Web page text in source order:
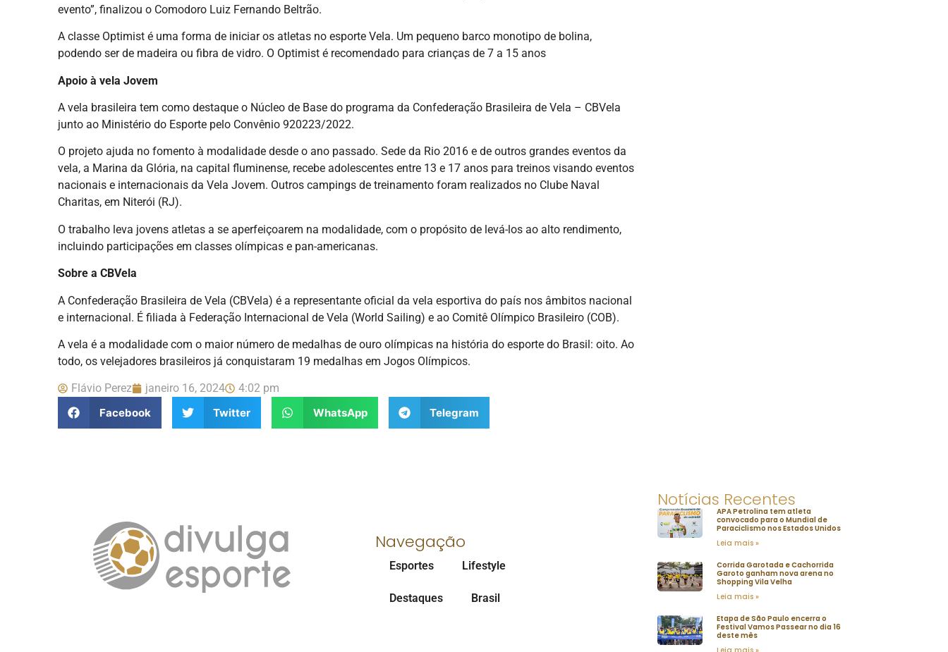
evento”, finalizou o Comodoro Luiz Fernando Beltrão.
A classe Optimist é uma forma de iniciar os atletas no esporte Vela. Um pequeno barco monotipo de bolina,
podendo ser de madeira ou fibra de vidro. O Optimist é recomendado para crianças de 7 a 15 anos
Apoio à vela Jovem
A vela brasileira tem como destaque o Núcleo de Base do programa da Confederação Brasileira de Vela – CBVela
junto ao Ministério do Esporte pelo Convênio 920223/2022.
O projeto ajuda no fomento à modalidade desde o ano passado. Sede da Rio 2016 e de outros grandes eventos da
vela, a Marina da Glória, na capital fluminense, recebe adolescentes entre 13 e 17 anos para treinos visando eventos
nacionais e internacionais da Vela Jovem. Outros campings de treinamento foram realizados no Clube Naval
Charitas, em Niterói (RJ).
O trabalho leva jovens atletas a se aperfeiçoarem na modalidade, com o propósito de levá-los ao alto rendimento,
incluindo participações em classes olímpicas e pan-americanas.
Sobre a CBVela
A Confederação Brasileira de Vela (CBVela) é a representante oficial da vela esportiva do país nos âmbitos nacional
e internacional. É filiada à Federação Internacional de Vela (World Sailing) e ao Comitê Olímpico Brasileiro (COB).
A vela é a modalidade com o maior número de medalhas de ouro olímpicas na história do esporte do Brasil: oito. Ao
todo, os velejadores brasileiros já conquistaram 19 medalhas em Jogos Olímpicos.
Flávio Perez janeiro 16, 2024
4:02 pm
Facebook
Twitter WhatsApp Telegram
Navegação
Esportes Lifestyle
Destaques Brasil
Notícias Recentes
APA Petrolina tem atleta
convocado para o Mundial de
Paraciclismo nos Estados Unidos
Leia mais »
Corrida Garotada e Cachorrida
Garoto ganham nova arena no
Shopping Vila Velha
Leia mais »
Etapa de São Paulo encerra o
Festival Vamos Passear no dia 16
deste mês